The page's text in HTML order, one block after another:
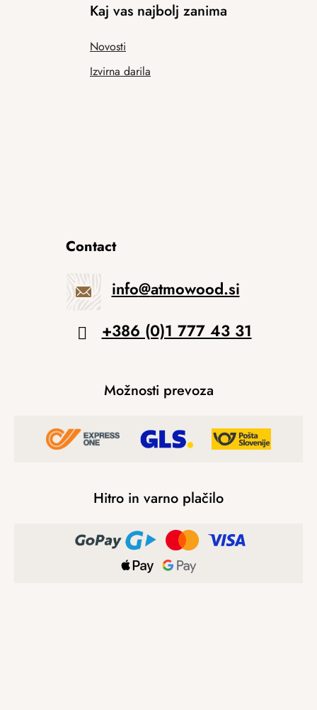
Kaj vas najbolj zanima
Novosti
Izvirna darila
Contact
info@atmowood.si
+386 (0)1 777 43 31
Možnosti prevoza
Hitro in varno plačilo